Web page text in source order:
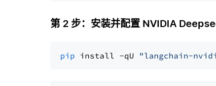
第 2 步：安装并配置 NVIDIA
pip install -qU "langchain-